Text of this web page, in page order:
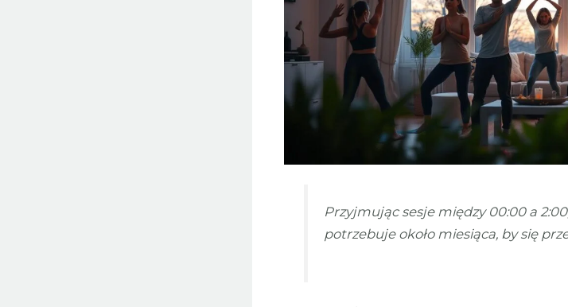
Przyjmując sesje między 00:00 a
potrzebuje około miesiąca, by się